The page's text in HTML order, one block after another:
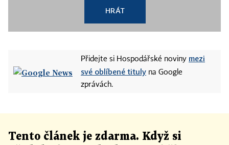
HRÁT
Přidejte si Hospodářské noviny mezi
své oblíbené tituly na Google
zprávách.
Tento článek je zdarma. Když si